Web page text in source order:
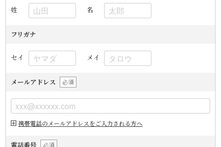
姓 名
フリガナ
セイ メイ
メールアドレス 必須
携帯電話のメールアドレスをご入力される方へ
電話番号 必須